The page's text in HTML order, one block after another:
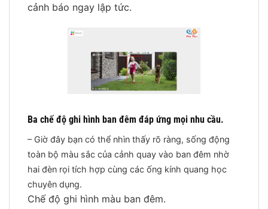
cảnh báo ngay lập tức.
Ba chế độ ghi hình ban đêm đáp ứng mọi nhu cầu.
– Giờ đây bạn có thể nhìn thấy rõ ràng, sống động
toàn bộ màu sắc của cảnh quay vào ban đêm nhờ
hai đèn rọi tích hợp cùng các ống kính quang học
chuyên dụng.
Chế độ ghi hình màu ban đêm.